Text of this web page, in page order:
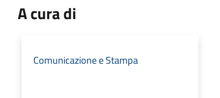
A cura di
Comunicazione e Stampa